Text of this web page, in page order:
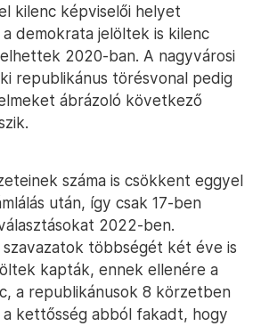
kilenc képviselői helyet
demokrata jelöltek is kilenc
2020-ban. A nagyvárosi
republikánus törésvonal pedig
ábrázoló következő
száma is csökkent eggyel
után, így csak 17-ben
2022-ben.
szavazatok többségét két éve is
kapták, ennek ellenére a
a republikánusok 8 körzetben
kettősség abból fakadt, hogy